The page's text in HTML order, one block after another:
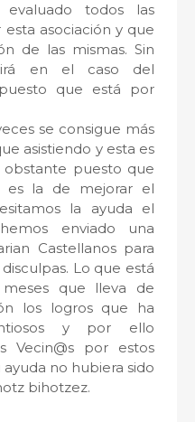
todos las
asociación y que
de las mismas. Sin
en el caso del
que está por
se consigue más
asistiendo y esta es
puesto que
es la de mejorar el
la ayuda el
enviado una
Castellanos para
Lo que está
que lleva de
los logros que ha
y por ello
Vecin@s por estos
no hubiera sido
bihotzez.